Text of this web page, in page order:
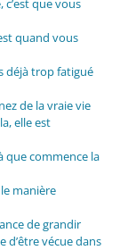
que vous
quand vous
déjà trop fatigué
de la vraie vie
elle est
que commence la
manière
de grandir
d’être vécue dans